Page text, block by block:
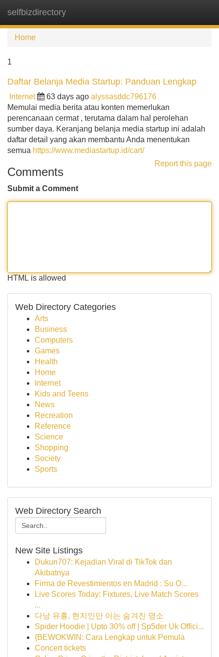
selfbizdirectory
Home
1
Daftar Belanja Media Startup: Panduan Lengkap
Internet 63 days ago alyssasddc796176
Memulai media berita atau konten memerlukan
perencanaan cermat , terutama dalam hal perolehan
sumber daya. Keranjang belanja media startup ini adalah
daftar detail yang akan membantu Anda menentukan
semua https://www.mediastartup.id/cart/
Report this page
Comments
Submit a Comment
HTML is allowed
Web Directory Categories
Arts
Business
Computers
Games
Health
Home
Internet
Kids and Teens
News
Recreation
Reference
Science
Shopping
Society
Sports
Web Directory Search
New Site Listings
Dukun707: Kejadian Viral di TikTok dan
Akibatnya
Firma de Revestimientos en Madrid : Su O...
Live Scores Today: Fixtures, Live Match Scores
...
다낭 유흥, 현지인만 아는 숨겨진 명소
Spider Hoodie | Upto 30% off | Sp5der Uk Offici...
{BEWOKWIN: Cara Lengkap untuk Pemula
Concert tickets